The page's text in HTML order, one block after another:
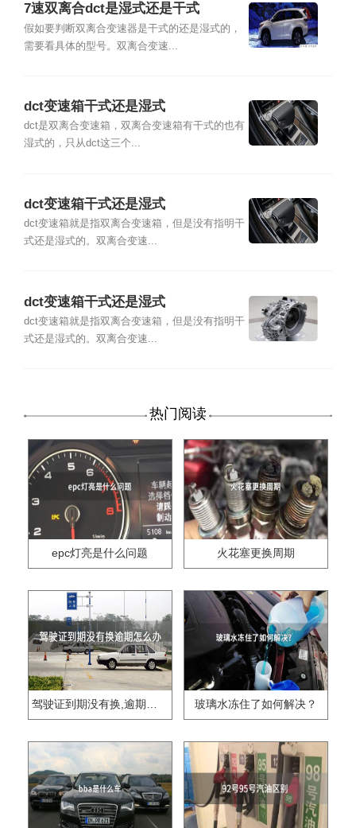
7速双离合dct是湿式还是干式
假如要判断双离合变速器是干式的还是湿式的，
需要看具体的型号。双离合变速...
dct变速箱干式还是湿式
dct是双离合变速箱，双离合变速箱有干式的也有
湿式的，只从dct这三个...
dct变速箱干式还是湿式
dct变速箱就是指双离合变速箱，但是没有指明干
式还是湿式的。双离合变速...
dct变速箱干式还是湿式
dct变速箱就是指双离合变速箱，但是没有指明干
式还是湿式的。双离合变速...
热门阅读
epc灯亮是什么问题 火花塞更换周期
驾驶证到期没有换,逾期怎么办?? 玻璃水冻住了如何解决？